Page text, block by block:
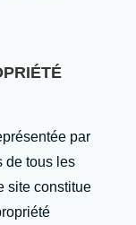
par
de tous les
site constitue